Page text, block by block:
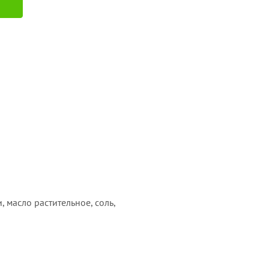
растительное, соль,